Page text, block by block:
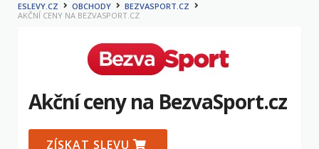
ESLEVY.CZ OBCHODY
BEZVASPORT.CZ
AKČNÍ CENY NA BEZVASPORT.CZ
Akční ceny na BezvaSport.cz
ZÍSKAT SLEVU